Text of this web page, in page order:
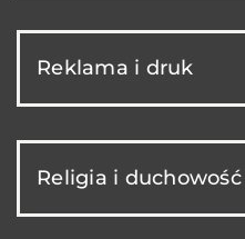
Reklama i druk
Religia i duchowość